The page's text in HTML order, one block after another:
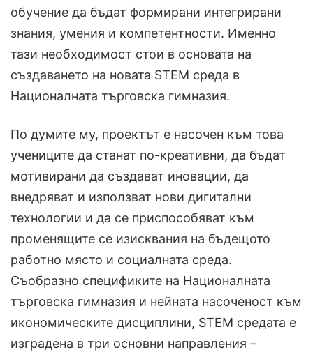
обучение да бъдат формирани интегрирани
знания, умения и компетентности. Именно
тази необходимост стои в основата на
създаването на новата STEM среда в
Националната търговска гимназия.
По думите му, проектът е насочен към това
учениците да станат по-креативни, да бъдат
мотивирани да създават иновации, да
внедряват и използват нови дигитални
технологии и да се приспособяват към
променящите се изисквания на бъдещото
работно място и социалната среда.
Съобразно спецификите на Националната
търговска гимназия и нейната насоченост към
икономическите дисциплини, STEM средата е
изградена в три основни направления –